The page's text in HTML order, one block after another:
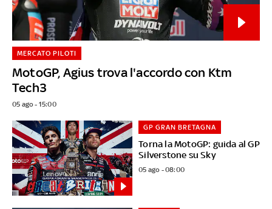
MotoGP, Agius trova l'accordo con Ktm
Tech3
MERCATO PILOTI
05 ago - 15:00
Torna la MotoGP: guida al GP
Silverstone su Sky
GP GRAN BRETAGNA
05 ago - 08:00